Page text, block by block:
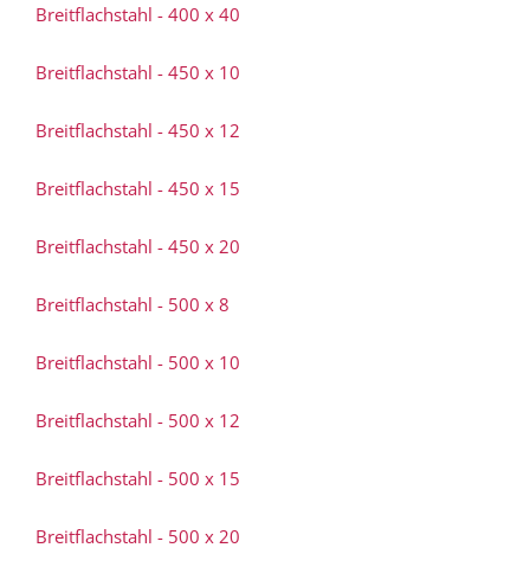
Breitflachstahl - 400 x 40
Breitflachstahl - 450 x 10
Breitflachstahl - 450 x 12
Breitflachstahl - 450 x 15
Breitflachstahl - 450 x 20
Breitflachstahl - 500 x 8
Breitflachstahl - 500 x 10
Breitflachstahl - 500 x 12
Breitflachstahl - 500 x 15
Breitflachstahl - 500 x 20